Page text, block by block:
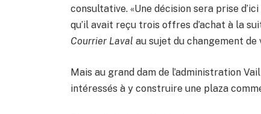
consultative. «Une décision sera prise
qu’il avait reçu trois offres d’achat à la
Courrier Laval au sujet du changement
Mais au grand dam de l’administration
intéressés à y construire une plaza